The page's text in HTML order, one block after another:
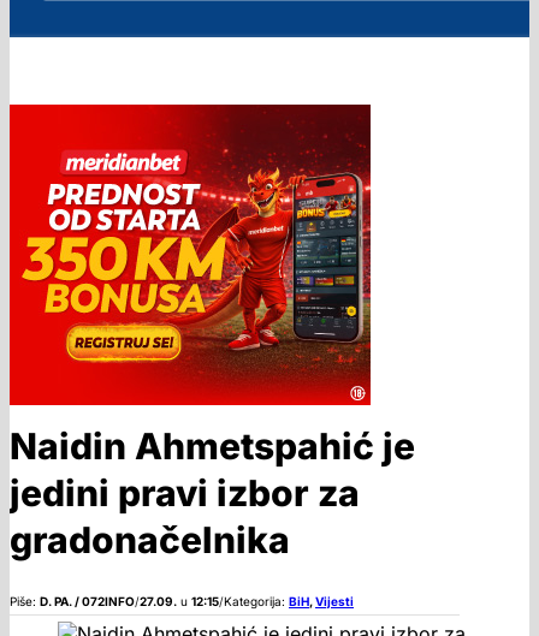
Naidin Ahmetspahić je
jedini pravi izbor za
gradonačelnika
Piše: D. PA. / 072INFO/27.09. u 12:15/Kategorija: BiH,Vijesti